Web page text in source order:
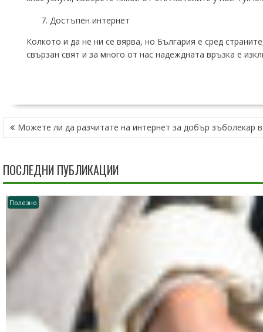
Достъпен интернет
Колкото и да не ни се вярва, но България е сред
свързан свят и за много от нас надеждната връзка е
НАВИГАЦИЯ
Можете ли да разчитате на интернет за добър зъболекар
ПОСЛЕДНИ ПУБЛИКАЦИИ
Полезно